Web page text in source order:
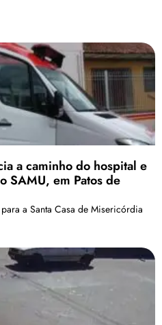
a caminho do hospital e
SAMU, em Patos de
a Santa Casa de Misericórdia